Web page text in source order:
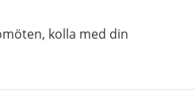
kolla med din